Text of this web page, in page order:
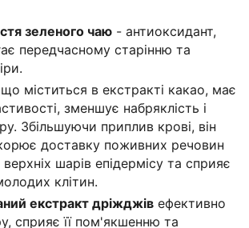
зеленого чаю - антиоксидант,
передчасному старінню та
міститься в екстракті какао, має
зменшує набряклість і
Збільшуючи приплив крові, він
доставку поживних речовин
шарів епідермісу та сприяє
клітин.
екстракт дріжджів ефективно
сприяє її пом'якшенню та